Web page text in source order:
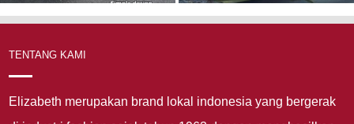
TENTANG KAMI
Elizabeth merupakan brand lokal indonesia yang bergerak